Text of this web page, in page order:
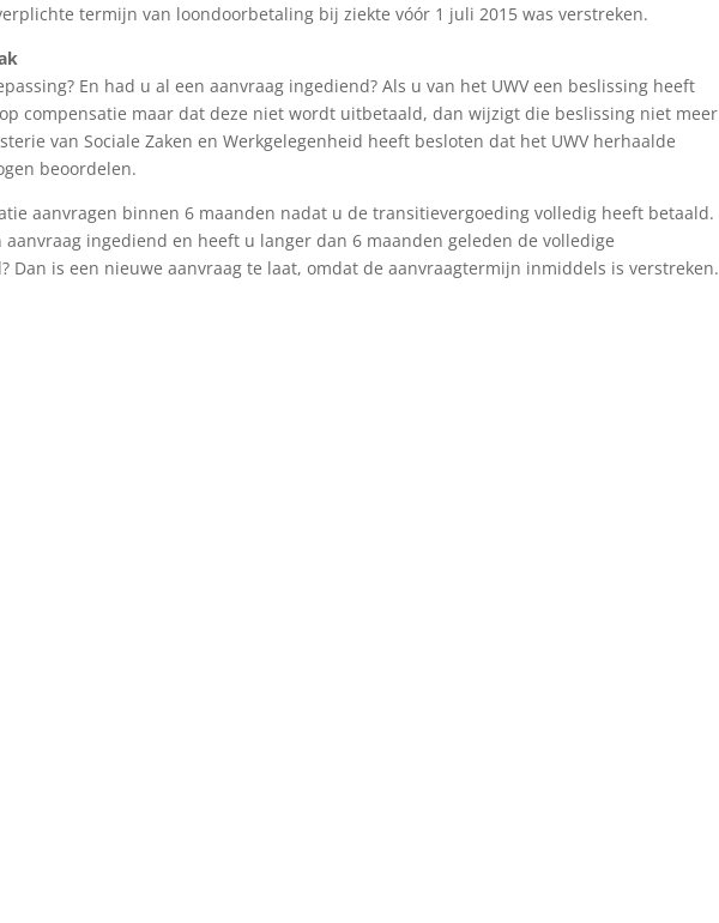
termijn van loondoorbetaling bij ziekte vóór 1 juli 2015 was verstreken.
En had u al een aanvraag ingediend? Als u van het UWV een beslissing heeft
compensatie maar dat deze niet wordt uitbetaald, dan wijzigt die beslissing niet meer
van Sociale Zaken en Werkgelegenheid heeft besloten dat het UWV herhaalde
beoordelen.
aanvragen binnen 6 maanden nadat u de transitievergoeding volledig heeft betaald.
ingediend en heeft u langer dan 6 maanden geleden de volledige
Dan is een nieuwe aanvraag te laat, omdat de aanvraagtermijn inmiddels is verstreken.